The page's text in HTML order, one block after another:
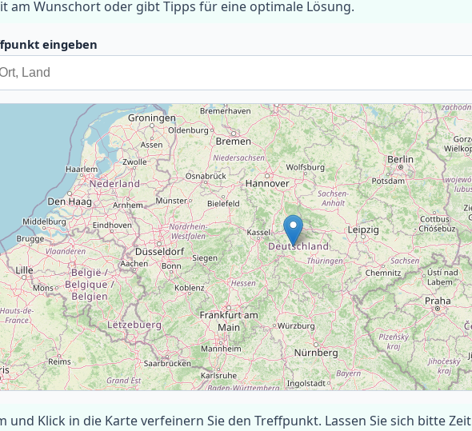
am Wunschort oder gibt Tipps für eine optimale Lösung.
eingeben
und Klick in die Karte verfeinern Sie den Treffpunkt. Lassen Sie sich bitte